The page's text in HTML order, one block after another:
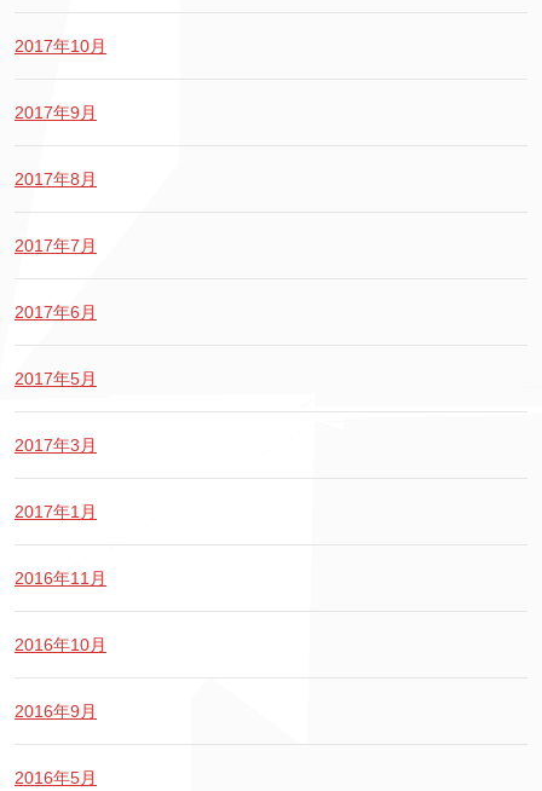
2017年10月
2017年9月
2017年8月
2017年7月
2017年6月
2017年5月
2017年3月
2017年1月
2016年11月
2016年10月
2016年9月
2016年5月